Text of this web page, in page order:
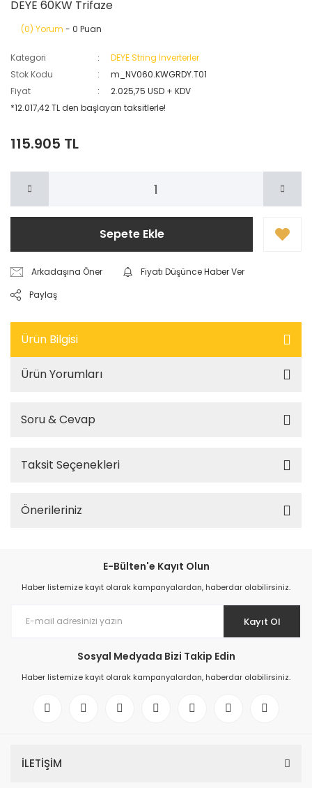
DEYE 60KW Trifaze
(0) Yorum - 0 Puan
Kategori
DEYE String İnverterler
Stok Kodu
m_NV060.KWGRDY.T01
Fiyat
2.025,75 USD + KDV
*12.017,42 TL den başlayan taksitlerle!
115.905 TL
Sepete Ekle
Arkadaşına Öner
Fiyatı Düşünce Haber Ver
Paylaş
Ürün Bilgisi
Ürün Yorumları
Soru & Cevap
Taksit Seçenekleri
Önerileriniz
E-Bülten'e Kayıt Olun
Haber listemize kayıt olarak kampanyalardan, haberdar olabilirsiniz.
Kayıt Ol
Sosyal Medyada Bizi Takip Edin
Haber listemize kayıt olarak kampanyalardan, haberdar olabilirsiniz.
İLETİŞİM